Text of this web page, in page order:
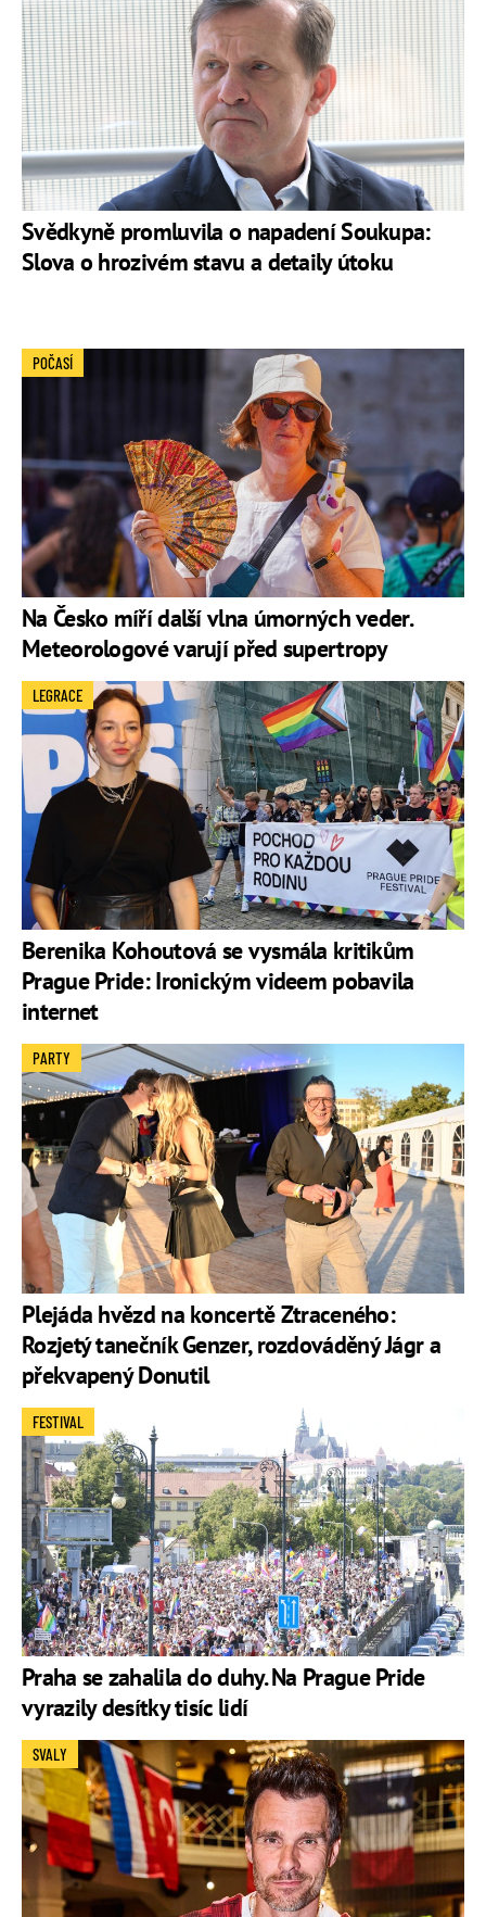
Svědkyně promluvila o napadení Soukupa:
Slova o hrozivém stavu a detaily útoku
Na Česko míří další vlna úmorných veder.
Meteorologové varují před supertropy
POČASÍ
Berenika Kohoutová se vysmála kritikům
Prague Pride: Ironickým videem pobavila
internet
LEGRACE
Plejáda hvězd na koncertě Ztraceného:
Rozjetý tanečník Genzer, rozdováděný Jágr a
překvapený Donutil
PARTY
Praha se zahalila do duhy. Na Prague Pride
vyrazily desítky tisíc lidí
FESTIVAL
SVALY